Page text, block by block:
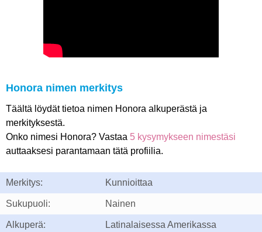
Honora nimen merkitys
Täältä löydät tietoa nimen Honora alkuperästä ja
merkityksestä.
Onko nimesi Honora? Vastaa 5 kysymykseen nimestäsi
auttaaksesi parantamaan tätä profiilia.
Merkitys: Kunnioittaa
Sukupuoli: Nainen
Alkuperä: Latinalaisessa Amerikassa